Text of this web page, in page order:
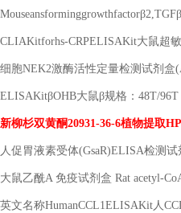
CLIAKitforhs-CRPELISAKit大鼠超
细胞NEK2激酶活性定量检测试剂盒
ELISAKitβOHB大鼠β规格：48T/96T
新柳杉双黄酮20931-36-6植物提取
人促胃液素受体(GsaR)ELISA检测试
大鼠乙酰A 免疫试剂盒 Rat acetyl-
英文名称HumanCCL1ELISAKit人